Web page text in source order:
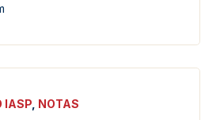
IASP NOTAS